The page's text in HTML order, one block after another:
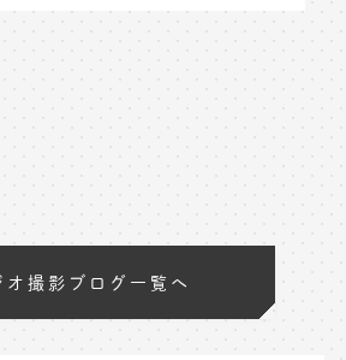
オ撮影ブログ一覧へ